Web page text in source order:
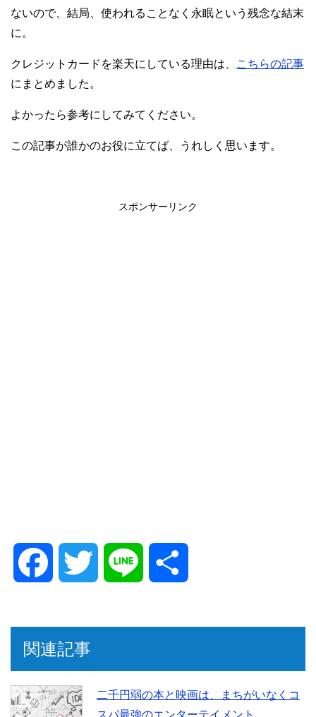
ないので、結局、使われることなく永眠という残念な結末
に。
クレジットカードを楽天にしている理由は、
こちらの記事
にまとめました。
よかったら参考にしてみてください。
この記事が誰かのお役に立てば、うれしく思います。
スポンサーリンク
c
関連記事
二千円弱の本と映画は、まちがいなくコ